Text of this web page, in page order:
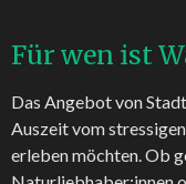
Für wen ist
Das Angebot von
Auszeit vom
erleben möchten. Ob